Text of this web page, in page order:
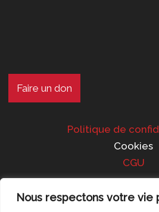
Nous respectons votre vie
Faire un don
Politique de
Cookies
CGU
Suivez-